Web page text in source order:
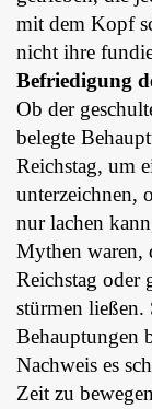
mit dem Kopf
nicht ihre
Befriedigung
Ob der
belegte
Reichstag, um
unterzeichnen,
nur lachen
Mythen waren,
Reichstag oder
stürmen ließen.
Behauptungen
Nachweis es
Zeit zu